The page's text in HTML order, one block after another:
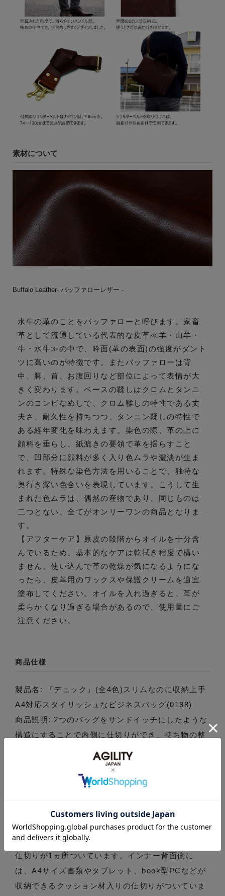
素材について
Buffalo Leather- バッファローレザー -
水牛の革のことをバッファローと呼びます。家畜
革として流通している代表的な皮革≪羊・山羊・
牛・水牛≫の中で、吟面(革の表面)の強度がダント
ツに高いのが特徴です。またバッファローは背
中、脚、首、お腹回りなど部位によって表情が大
きく変わります。ベースの鞣しはクロムとタンニ
ンのコンビなめしで、クロム鞣しの特性である丈
夫さ、耐久性を持ちつつ、タンニン鞣しの特性で
ある経年変化を味わえます。染色の際、革の上に
顔料を垂らし、紙漉きの要領で革を揺らすこと
で、凹部分に顔料が多く入り色ムラや濃淡が生ま
れます。特殊な染色方法を用いることで、独特な
奥行き深い色合いを表現しています。こうして生
まれた色ムラは、偶然の産物であり、同じものは
二つとない、全てがオンリーワンの商品となりま
す。
【アフターケア】原皮の段階からオイルを十分含
んでいるため、基本的なケアは乾拭き程度で構い
ません。使い込んで革の乾燥が気になるようにな
ったら、皮革用のワックスや保護クリームを適宜
塗布してください。オイルを入れ過ぎると、革が
柔らかくなり過ぎる場合があるので、使用量にご
注意ください。
商品仕様
製品名: 『デュック』(全4色)スリムなのに収納上手
A4対応スタイリッシュなビジネスバッグ(0198)
商品説明: 2つのバッグをサンドイッチにしたような
構造にすることで内側に仕切りができ、持ち物の整
理整頓がしやすいようにデザインにしました。A4サ
イズのスリムなビジネスバッグです。一見シンプル
な外見ですが、本体を開けると大きく3つの部屋に
ーポケットが中央仕切りになり前後の部屋に分かれ
ます。インナー前側にはカード入れやキーケースな
どが入る小分けポケットが3ヵ所と、ペンをさせる
仕切りが1ヵ所ついています。インナー背面側に
は、A4サイズ書類やタブレット、book型PCなどが
収納できるクッション材入りの仕切りがついていま